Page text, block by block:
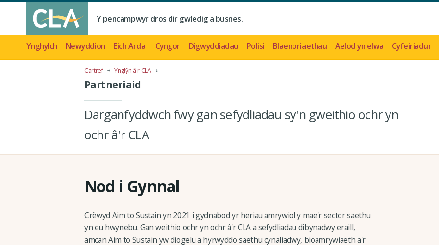
Y pencampwyr dros dir gwledig a busnes.
Ynghylch Newyddion Eich Ardal Cyngor Digwyddiadau Polisi Blaenoriaethau Aelod yn elwa Cyfeiriadur
Cartref Ynglŷn â'r CLA
Partneriaid
Darganfyddwch fwy gan sefydliadau sy'n gweithio ochr yn
ochr â'r CLA
Nod i Gynnal
Crëwyd Aim to Sustain yn 2021 i gydnabod yr heriau amrywiol y mae'r sector saethu
yn eu hwynebu. Gan weithio ochr yn ochr â'r CLA a sefydliadau dibynadwy eraill,
amcan Aim to Sustain yw diogelu a hyrwyddo saethu cynaliadwy, bioamrywiaeth a'r